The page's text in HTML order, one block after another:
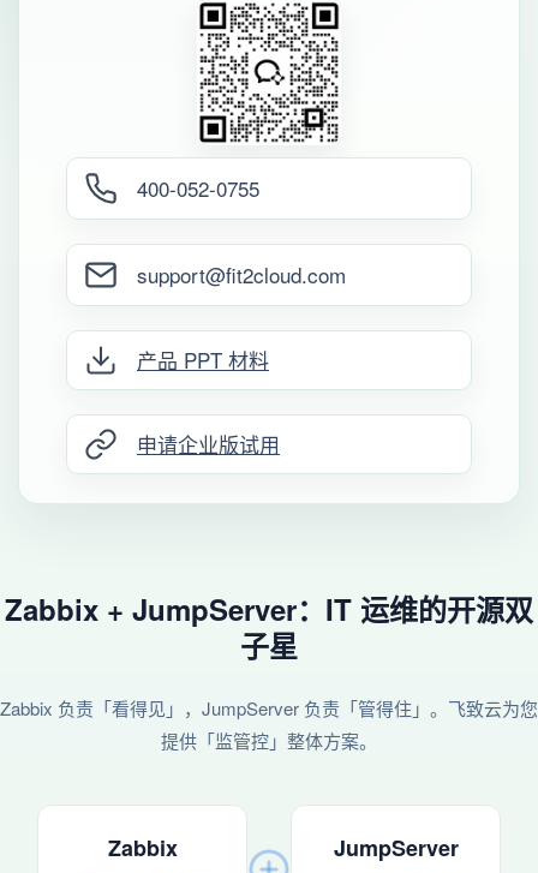
400-052-0755
support@fit2cloud.com
产品 PPT 材料
申请企业版试用
Zabbix + JumpServer：IT 运维的开源双
子星
Zabbix 负责「看得见」，JumpServer 负责「管得住」。飞致云为您
提供「监管控」整体方案。
Zabbix JumpServer